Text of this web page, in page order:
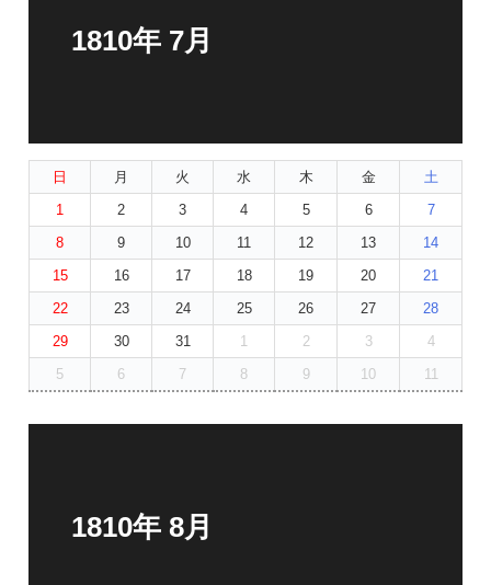
1810年 7月
日 月 火 水 木 金
土
1
2 3 4 5 6
7
8
9 10 11 12 13
14
15
16 17 18 19 20
21
22
23 24 25 26 27
28
29
30 31 1 2 3
4
5
6 7 8 9 10 11
1810年 8月